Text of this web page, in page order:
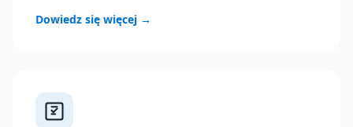
Dowiedz się więcej →